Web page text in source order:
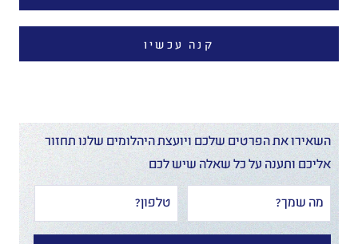
קנה עכשיו
השאירו את הפרטים שלכם ויועצת היהלומים שלנו תחזור
אליכם ותענה על כל שאלה שיש לכם